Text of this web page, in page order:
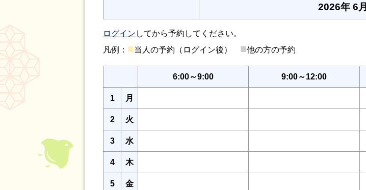
2026年 6月
ログイン してから予約してください。
凡例： ■当人の予約（ログイン後） ■他の方の予約
6:00～9:00 9:00～12:00
1 月
2 火
3 水
4 木
5 金